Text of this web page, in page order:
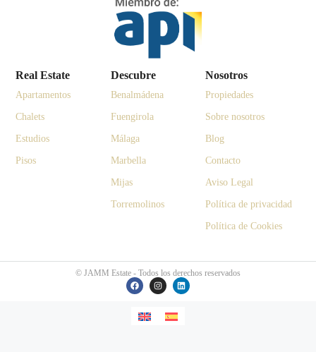
Real Estate
Apartamentos
Chalets
Estudios
Pisos
Descubre
Benalmádena
Fuengirola
Málaga
Marbella
Mijas
Torremolinos
Nosotros
Propiedades
Sobre nosotros
Blog
Contacto
Aviso Legal
Política de privacidad
Política de Cookies
© JAMM Estate - Todos los derechos reservados